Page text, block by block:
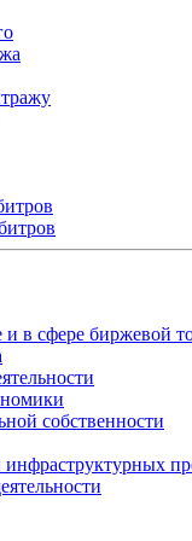
в сфере биржевой
собственности